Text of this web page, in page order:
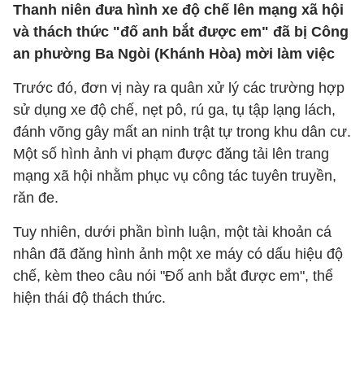
Thanh niên đưa hình xe độ chế lên mạng xã hội
và thách thức "đố anh bắt được em" đã bị Công
an phường Ba Ngòi (Khánh Hòa) mời làm việc
Trước đó, đơn vị này ra quân xử lý các trường hợp
sử dụng xe độ chế, nẹt pô, rú ga, tụ tập lạng lách,
đánh võng gây mất an ninh trật tự trong khu dân cư.
Một số hình ảnh vi phạm được đăng tải lên trang
mạng xã hội nhằm phục vụ công tác tuyên truyền,
răn đe.
Tuy nhiên, dưới phần bình luận, một tài khoản cá
nhân đã đăng hình ảnh một xe máy có dấu hiệu độ
chế, kèm theo câu nói "Đố anh bắt được em", thể
hiện thái độ thách thức.